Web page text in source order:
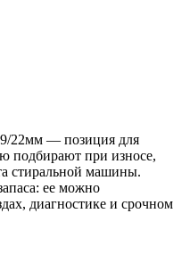
22мм — позиция для
подбирают при износе,
стиральной машины.
ее можно
диагностике и срочном